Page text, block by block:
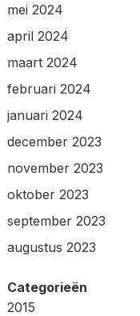
mei 2024
april 2024
maart 2024
februari 2024
januari 2024
december 2023
november 2023
oktober 2023
september 2023
augustus 2023
Categorieën
2015